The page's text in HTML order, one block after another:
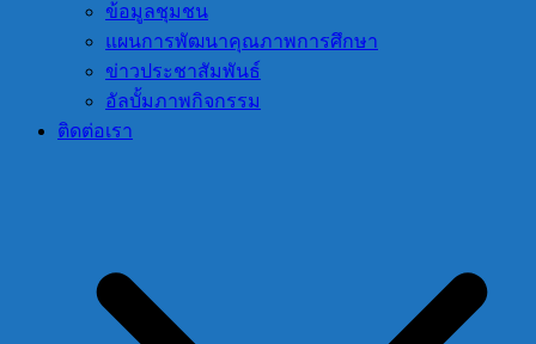
ข้อมูลชุมชน
แผนการพัฒนาคุณภาพการศึกษา
ข่าวประชาสัมพันธ์
อัลบั้มภาพกิจกรรม
ติดต่อเรา